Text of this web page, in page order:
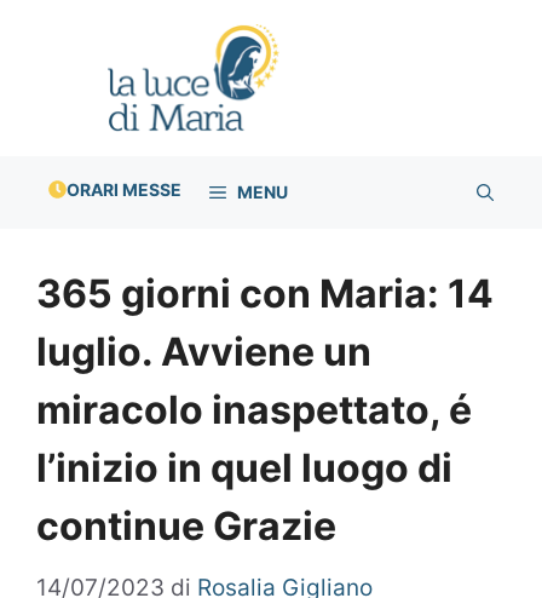
ORARI MESSE MENU
365 giorni con Maria: 14
luglio. Avviene un
miracolo inaspettato, é
l’inizio in quel luogo di
continue Grazie
14/07/2023 di Rosalia Gigliano